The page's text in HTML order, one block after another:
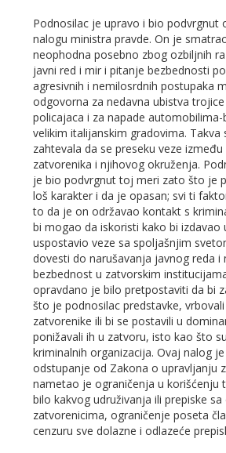
Podnosilac je upravo i bio podvrgnut
nalogu ministra pravde. On je
neophodna posebno zbog ozbiljnih
javni red i mir i pitanje bezbednosti
agresivnih i nemilosrdnih postupaka
odgovorna za nedavna ubistva
policajaca i za napade
velikim italijanskim gradovima. Takva
zahtevala da se preseku veze
zatvorenika i njihovog okruženja.
je bio podvrgnut toj meri zato što je
loš karakter i da je opasan; svi ti
to da je on održavao kontakt s
bi mogao da iskoristi kako bi izdavao
uspostavio veze sa spoljašnjim
dovesti do narušavanja javnog reda i
bezbednost u zatvorskim
opravdano je bilo pretpostaviti da bi
što je podnosilac predstavke,
zatvorenike ili bi se postavili u
ponižavali ih u zatvoru, isto kao što
kriminalnih organizacija. Ovaj nalog
odstupanje od Zakona o upravljanju
nametao je ograničenja u korišćenju
bilo kakvog udruživanja ili prepiske sa
zatvorenicima, ograničenje poseta
cenzuru sve dolazne i odlazeće